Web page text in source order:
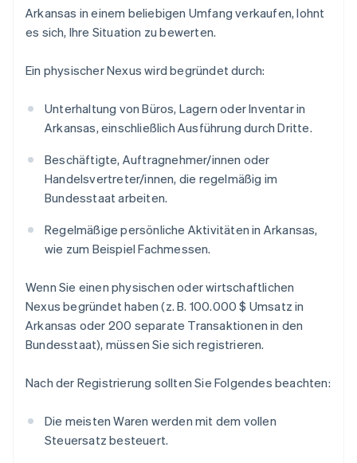
Arkansas in einem beliebigen Umfang verkaufen, lohnt
es sich, Ihre Situation zu bewerten.
Ein physischer Nexus wird begründet durch:
Unterhaltung von Büros, Lagern oder Inventar in
Arkansas, einschließlich Ausführung durch Dritte.
Beschäftigte, Auftragnehmer/innen oder
Handelsvertreter/innen, die regelmäßig im
Bundesstaat arbeiten.
Regelmäßige persönliche Aktivitäten in Arkansas,
wie zum Beispiel Fachmessen.
Wenn Sie einen physischen oder wirtschaftlichen
Nexus begründet haben (z. B. 100.000 $ Umsatz in
Arkansas oder 200 separate Transaktionen in den
Bundesstaat), müssen Sie sich registrieren.
Nach der Registrierung sollten Sie Folgendes beachten:
Die meisten Waren werden mit dem vollen
Steuersatz besteuert.